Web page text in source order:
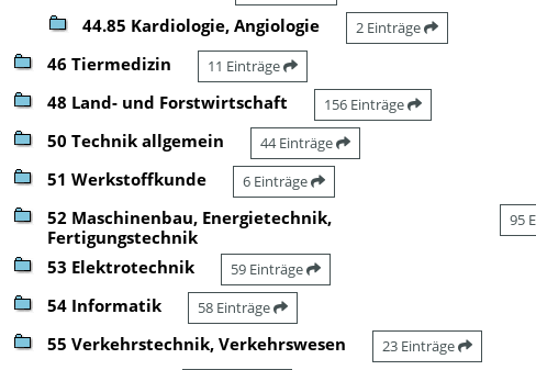
44.85 Kardiologie, Angiologie 2 Einträge
46 Tiermedizin 11 Einträge
48 Land- und Forstwirtschaft 156 Einträge
50 Technik allgemein 44 Einträge
51 Werkstoffkunde 6 Einträge
52 Maschinenbau, Energietechnik,
Fertigungstechnik
95
53 Elektrotechnik 59 Einträge
54 Informatik 58 Einträge
55 Verkehrstechnik, Verkehrswesen 23 Einträge